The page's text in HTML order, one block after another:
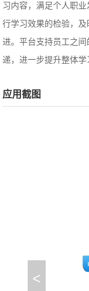
习内容，满足个人职
行学习效果的检验，
进。平台支持员工之
递，进一步提升整体学
应用截图
<